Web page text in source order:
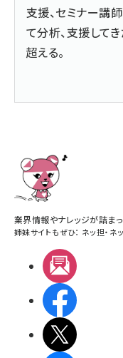
支援、セミナー講
て分析、支援して
超える。
業界情報やナレッジが詰まっ
姉妹サイトもぜひ： ネッ担・ ネ